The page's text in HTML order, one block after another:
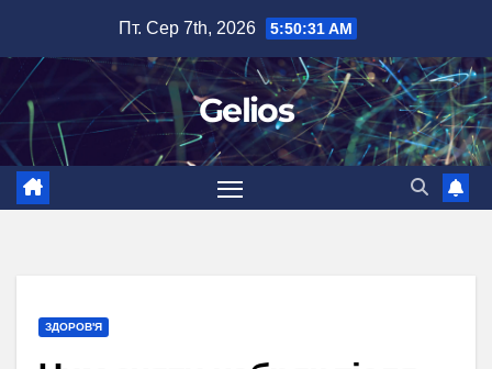
вмісту
Пт. Сер 7th, 2026 5:50:33 AM
Gelios
ЗДОРОВ'Я